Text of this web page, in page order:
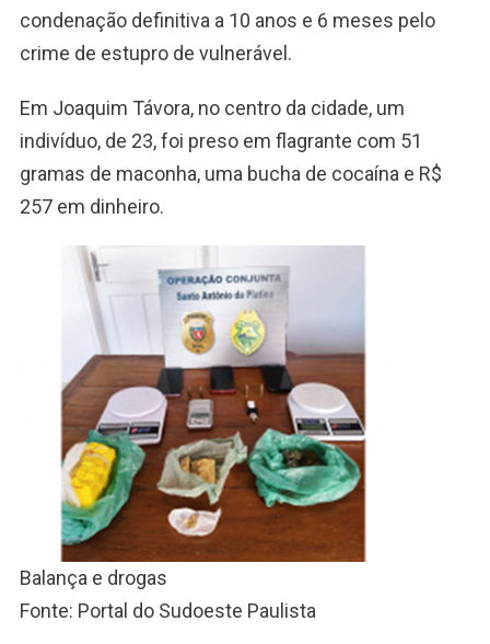
condenação definitiva a 10 anos e 6 meses pelo
crime de estupro de vulnerável.
Em Joaquim Távora, no centro da cidade, um
indivíduo, de 23, foi preso em flagrante com 51
gramas de maconha, uma bucha de cocaína e R$
257 em dinheiro.
Balança e drogas
Fonte: Portal do Sudoeste Paulista